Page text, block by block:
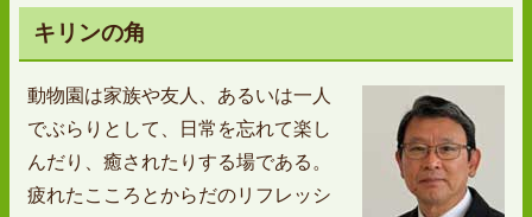
キリンの角
動物園は家族や友人、あるいは一人
でぶらりとして、日常を忘れて楽し
んだり、癒されたりする場である。
疲れたこころとからだのリフレッシ